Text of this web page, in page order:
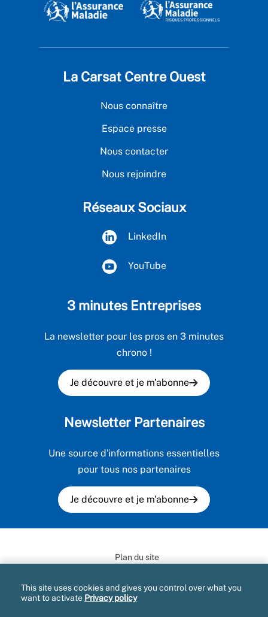
La Carsat Centre Ouest
Nous connaître
Espace presse
Nous contacter
Nous rejoindre
Réseaux Sociaux
LinkedIn
YouTube
3 minutes Entreprises
La newsletter pour les pros en 3 minutes
chrono !
Je découvre et je m'abonne
Newsletter Partenaires
Une source d'informations essentielles
pour tous nos partenaires
Je découvre et je m'abonne
Plan du site
Informatique et Libertés
This site uses cookies and gives you control over what you
want to activate Privacy policy